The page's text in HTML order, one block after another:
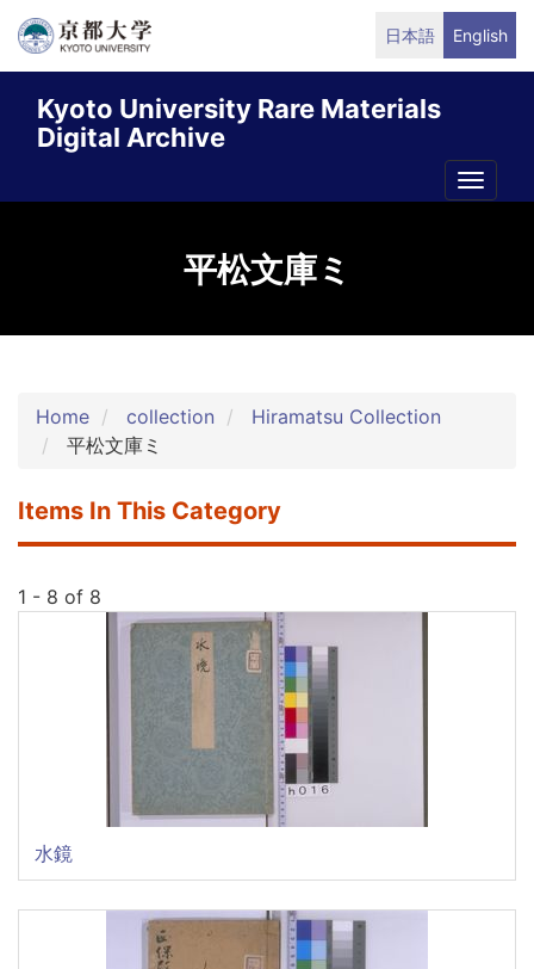
Skip
content
日本語 English
Kyoto University Rare Materials
Digital Archive
Toggle
平松文庫ミ
Home collection
Hiramatsu Collection
平松文庫ミ
Items In This Category
1 - 8 of 8
水鏡